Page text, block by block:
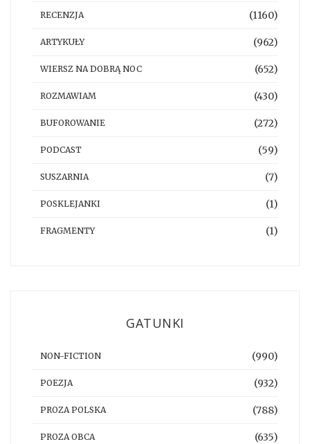
RECENZJA (1160)
ARTYKUŁY (962)
WIERSZ NA DOBRĄ NOC (652)
ROZMAWIAM (430)
BUFOROWANIE (272)
PODCAST (59)
SUSZARNIA (7)
POSKLEJANKI (1)
FRAGMENTY (1)
GATUNKI
NON-FICTION (990)
POEZJA (932)
PROZA POLSKA (788)
PROZA OBCA (635)